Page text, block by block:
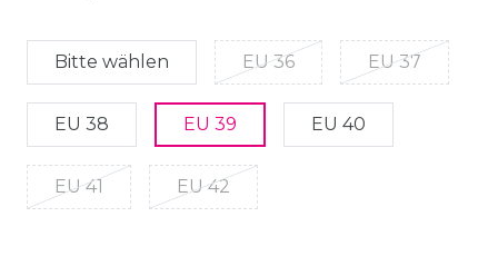
Bitte wählen EU 36 EU 37
EU 38 EU 39 EU 40
EU 41 EU 42